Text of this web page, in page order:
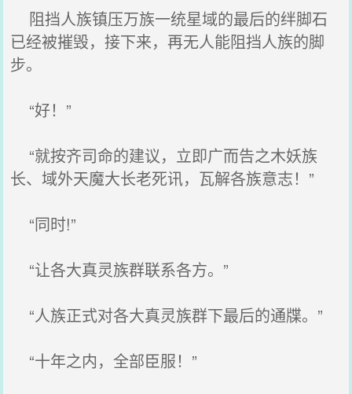
阻挡人族镇压万族一统星域的最后的绊脚石
已经被摧毁，接下来，再无人能阻挡人族的脚
步。
“好！”
“就按齐司命的建议，立即广而告之木妖族
长、域外天魔大长老死讯，瓦解各族意志！”
“同时!”
“让各大真灵族群联系各方。”
“人族正式对各大真灵族群下最后的通牒。”
“十年之内，全部臣服！”